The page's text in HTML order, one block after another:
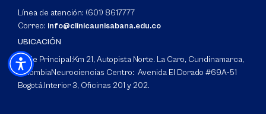
Línea de atención: (601) 8617777
Correo: info@clinicaunisabana.edu.co
UBICACIÓN
Sede Principal:Km 21, Autopista Norte. La Caro, Cundinamarca,
ColombiaNeurociencias Centro: Avenida El Dorado #69A-51
Bogotá. Interior 3, Oficinas 201 y 202.